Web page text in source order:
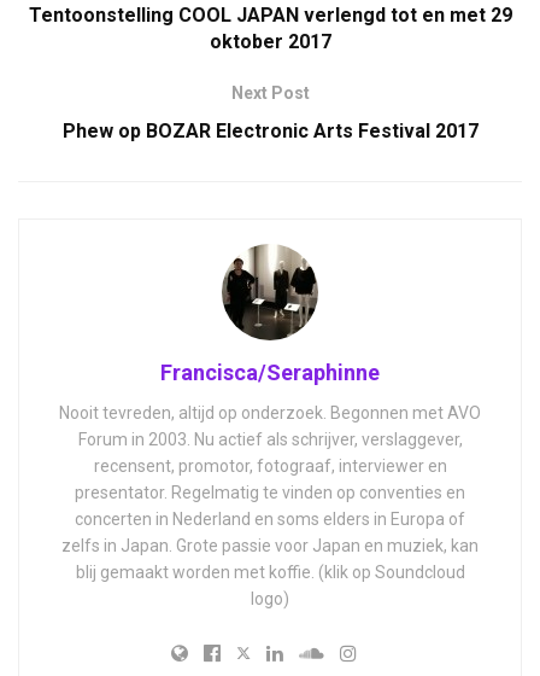
Tentoonstelling COOL JAPAN verlengd tot en met 29
oktober 2017
Next Post
Phew op BOZAR Electronic Arts Festival 2017
Francisca/Seraphinne
Nooit tevreden, altijd op onderzoek. Begonnen met AVO
Forum in 2003. Nu actief als schrijver, verslaggever,
recensent, promotor, fotograaf, interviewer en
presentator. Regelmatig te vinden op conventies en
concerten in Nederland en soms elders in Europa of
zelfs in Japan. Grote passie voor Japan en muziek, kan
blij gemaakt worden met koffie. (klik op Soundcloud
logo)